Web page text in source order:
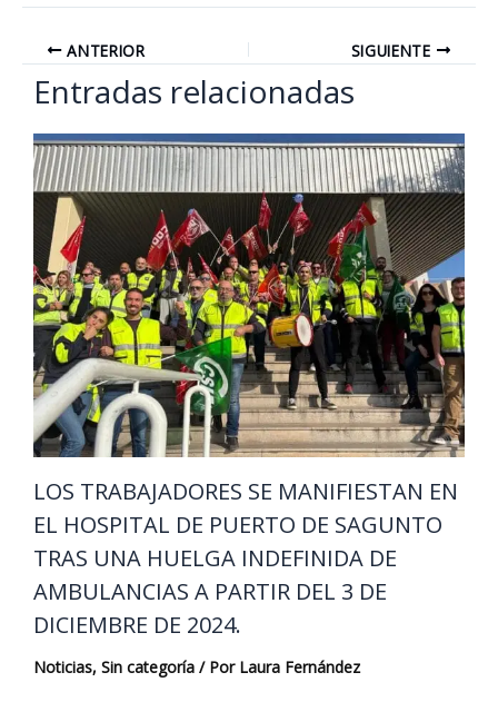
ANTERIOR SIGUIENTE
Entradas relacionadas
LOS TRABAJADORES SE MANIFIESTAN EN
EL HOSPITAL DE PUERTO DE SAGUNTO
TRAS UNA HUELGA INDEFINIDA DE
AMBULANCIAS A PARTIR DEL 3 DE
DICIEMBRE DE 2024.
Noticias, Sin categoría / Por Laura Fernández